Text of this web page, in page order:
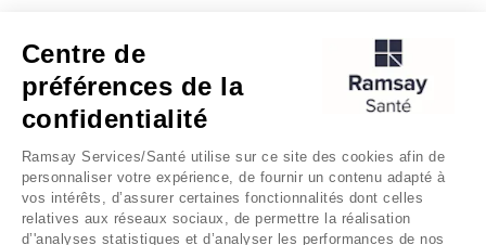
Cardiologie et maladies vasculaires - Hôpital privé
de parly ii - le chesnay
Le-chesnay
Centre de
préférences de la
confidentialité
Ramsay Services/Santé utilise sur ce site des cookies afin de
personnaliser votre expérience, de fournir un contenu adapté à
vos intérêts, d’assurer certaines fonctionnalités dont celles
relatives aux réseaux sociaux, de permettre la réalisation
d’'analyses statistiques et d’analyser les performances de nos